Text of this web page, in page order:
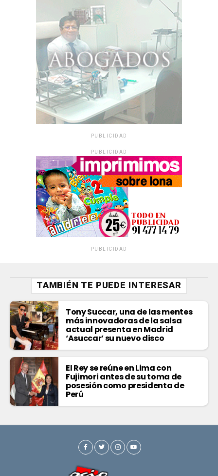
PUBLICIDAD
PUBLICIDAD
PUBLICIDAD
TAMBIÉN TE PUEDE INTERESAR
Tony Succar, una de las mentes
más innovadoras de la salsa
actual presenta en Madrid
‘Asuccar’ su nuevo disco
El Rey se reúne en Lima con
Fujimori antes de su toma de
posesión como presidenta de
Perú